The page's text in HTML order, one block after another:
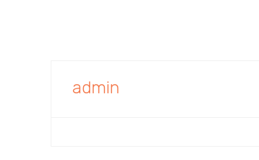
admin